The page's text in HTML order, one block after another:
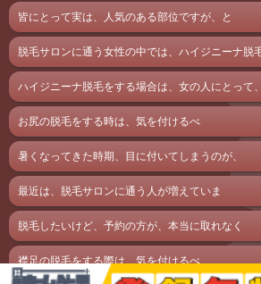
皆にとって実は、人気のある部位ですが、と
脱毛サロンに通う女性の中では、ハイジニーナ脱
ハイジニーナ脱毛をする場合は、女の人にとって
お尻の脱毛をする時は、気を付けるべ
暑くなってきた時期、目に付いてしまうのが、
最近は、脱毛サロンに通う人が増えていま
脱毛したいけど、予約の方が、本当に取れなく
襟足の脱毛をする際は、気を付けるべ